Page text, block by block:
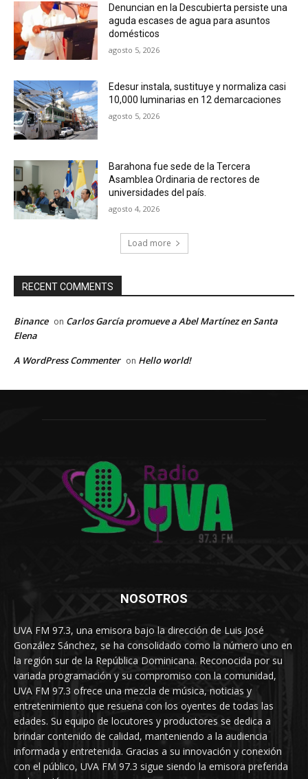
Denuncian en la Descubierta persiste una
aguda escases de agua para asuntos
domésticos
agosto 5, 2026
Edesur instala, sustituye y normaliza casi
10,000 luminarias en 12 demarcaciones
agosto 5, 2026
Barahona fue sede de la Tercera
Asamblea Ordinaria de rectores de
universidades del país.
agosto 4, 2026
Load more
RECENT COMMENTS
Binance on Carlos García promueve a Abel Martínez en Santa
Elena
A WordPress Commenter on Hello world!
NOSOTROS
UVA FM 97.3, una emisora bajo la dirección de Luis José
González Sánchez, se ha consolidado como la número uno en
la región sur de la República Dominicana. Reconocida por su
variada programación y su compromiso con la comunidad,
UVA FM 97.3 ofrece una mezcla de música, noticias y
entretenimiento que resuena con los oyentes de todas las
edades. Su equipo de locutores y productores se dedica a
brindar contenido de calidad, manteniendo a la audiencia
informada y entretenida. Gracias a su innovación y conexión
con el público, UVA FM 97.3 sigue siendo la emisora preferida